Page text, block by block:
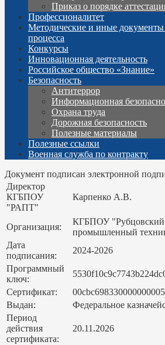
Приказ о порядке
Профессионалитет
Методические и иные документы
процесса
Конкурсы
Инновационная деятельность
Российское общество «Знание»
Безопасность
Антитеррор
Информационная
Охрана труда
Дорожная безопасность
Полезные материалы
Полезные ссылки
Военная служба по контракту
Документ подписан электронной
Директор
КГБПОУ
"РАПТ"
Карпенко А.В.
Организация:
КГБПОУ "Рубцовский
промышленный
Дата
подписания:
2024-2026
Программный
ключ:
Сертификат:
Выдан:
Федеральное
Период
действия
сертификата:
20.11.2026